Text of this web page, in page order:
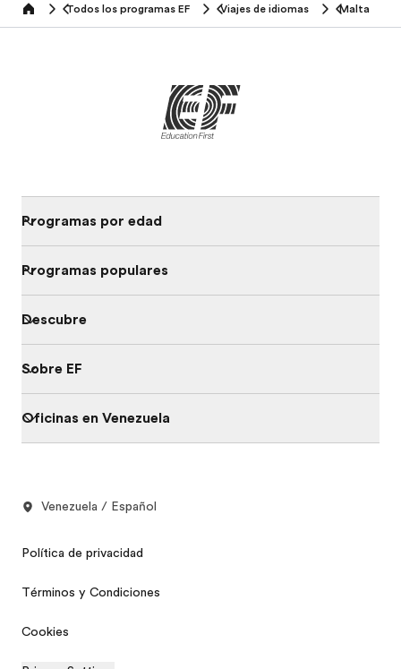
home Todos los programas EF Viajes de idiomas Malta
Programas por edad
Programas populares
Descubre
Sobre EF
Oficinas en Venezuela
Venezuela / Español
Política de privacidad
Términos y Condiciones
Cookies